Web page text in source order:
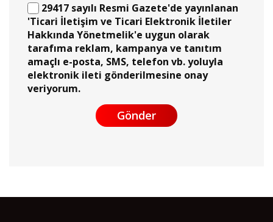
29417 sayılı Resmi Gazete'de yayınlanan
'Ticari İletişim ve Ticari Elektronik İletiler
Hakkında Yönetmelik'e uygun olarak
tarafıma reklam, kampanya ve tanıtım
amaçlı e-posta, SMS, telefon vb. yoluyla
elektronik ileti gönderilmesine onay
veriyorum.
Gönder